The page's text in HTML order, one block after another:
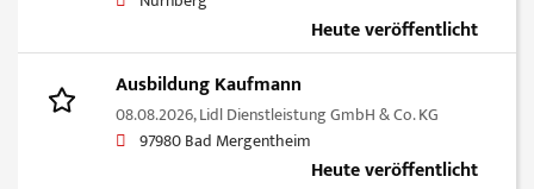
Heute veröffentlicht
Ausbildung Kaufmann
08.08.2026,Lidl Dienstleistung GmbH & Co. KG
97980 Bad Mergentheim
Heute veröffentlicht